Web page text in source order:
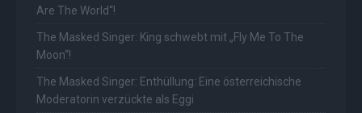
Are The World“!
The Masked Singer: King schwebt mit „Fly Me To The
Moon“!
The Masked Singer: Enthüllung: Eine österreichische
Moderatorin verzückte als Eggi